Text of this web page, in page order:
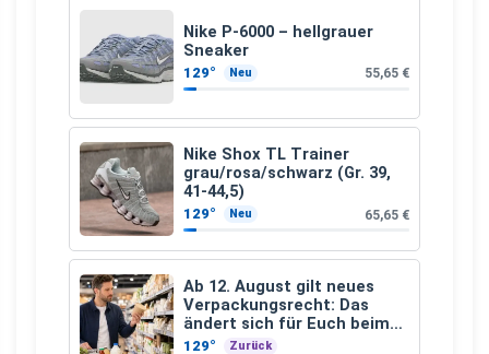
Nike P-6000 – hellgrauer
Sneaker
129° Neu 55,65 €
Nike Shox TL Trainer
grau/rosa/schwarz (Gr. 39,
41-44,5)
129° Neu 65,65 €
Ab 12. August gilt neues
Verpackungsrecht: Das
ändert sich für Euch beim
Einkauf
129° Zurück